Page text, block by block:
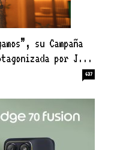
su Campaña
por J...
637